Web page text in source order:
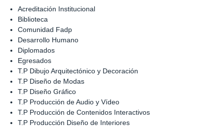
Acreditación Institucional
Biblioteca
Comunidad Fadp
Desarrollo Humano
Diplomados
Egresados
T.P Dibujo Arquitectónico y Decoración
T.P Diseño de Modas
T.P Diseño Gráfico
T.P Producción de Audio y Vídeo
T.P Producción de Contenidos Interactivos
T.P Producción Diseño de Interiores